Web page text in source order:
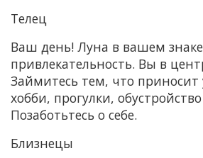
Телец
Ваш день! Луна в вашем
привлекательность. Вы в
Займитесь тем, что приносит
хобби, прогулки,
Позаботьтесь о себе.
Близнецы